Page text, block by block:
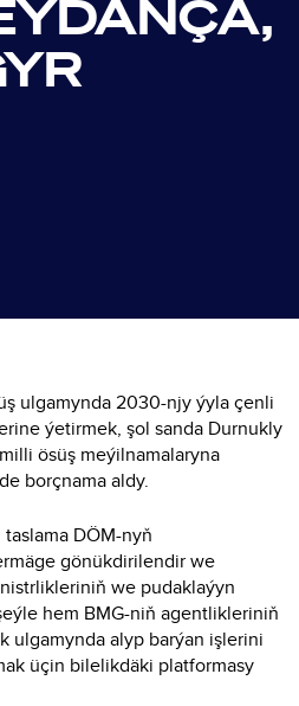
ulgamynda 2030-njy ýyla çenli
ýetirmek, şol sanda Durnukly
ösüş meýilnamalaryna
borçnama aldy.
DÖM-nyň
gönükdirilendir we
we pudaklaýyn
hem BMG-niň agentlikleriniň
ulgamynda alyp barýan işlerini
üçin bilelikdäki platformasy